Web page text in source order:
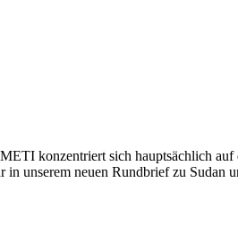
konzentriert sich hauptsächlich auf
unserem neuen Rundbrief zu Sudan